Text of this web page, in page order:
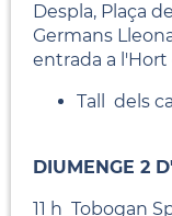
Despla, Plaça
Germans
entrada a l'Hort
Tall dels
DIUMENGE 2
11 h Tobogan